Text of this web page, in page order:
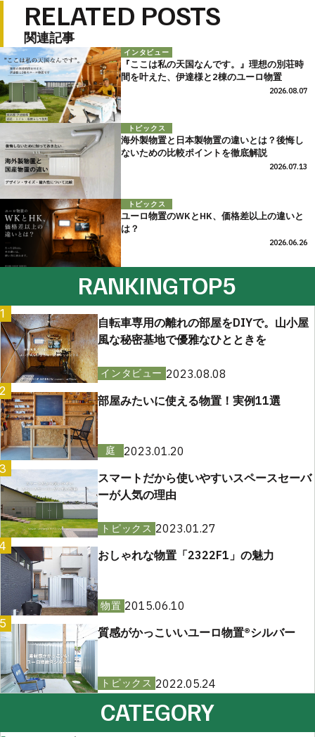
RELATED POSTS
関連記事
インタビュー
『ここは私の天国なんです。』理想の別荘時
間を叶えた、伊達様と2棟のユーロ物置
2026.08.07
トピックス
海外製物置と日本製物置の違いとは？後悔し
ないための比較ポイントを徹底解説
2026.07.13
トピックス
ユーロ物置のWKとHK、価格差以上の違いと
は？
2026.06.26
RANKINGTOP5
1
自転車専用の離れの部屋をDIYで。山小屋
風な秘密基地で優雅なひとときを
インタビュー 2023.08.08
2
部屋みたいに使える物置！実例11選
庭
2023.01.20
スマートだから使いやすいスペースセーバ
ーが人気の理由
トピックス 2023.01.27
おしゃれな物置「2322F1」の魅力
物置 2015.06.10
質感がかっこいいユーロ物置®︎シルバー
トピックス 2022.05.24
CATEGORY